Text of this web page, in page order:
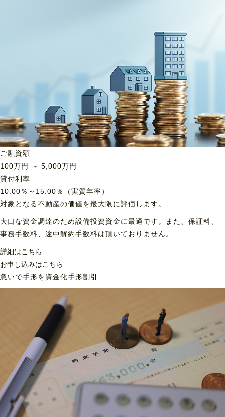
ご融資額
100万円 ～ 5,000万円
貸付利率
10.00％～15.00％（実質年率）
対象となる不動産の価値を最大限に評価します。
大口な資金調達のため設備投資資金に最適です。また、保証料、
事務手数料、途中解約手数料は頂いておりません。
詳細はこちら
お申し込みはこちら
急いで手形を資金化手形割引